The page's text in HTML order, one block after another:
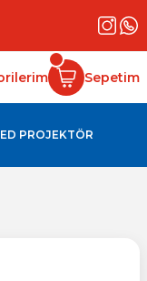
Sepetim
PROJEKTÖR